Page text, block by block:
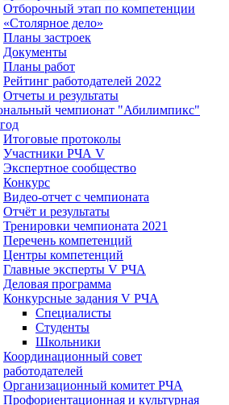
Отборочный этап по компетенции
«Столярное дело»
Планы застроек
Документы
Планы работ
Рейтинг работодателей 2022
Отчеты и результаты
чемпионат "Абилимпикс"
Итоговые протоколы
Участники РЧА V
Экспертное сообщество
Конкурс
Видео-отчет с чемпионата
Отчёт и результаты
Тренировки чемпионата 2021
Перечень компетенций
Центры компетенций
Главные эксперты V РЧА
Деловая программа
Конкурсные задания V РЧА
Специалисты
Студенты
Школьники
Координационный совет
работодателей
Организационный комитет РЧА
Профориентационная и культурная